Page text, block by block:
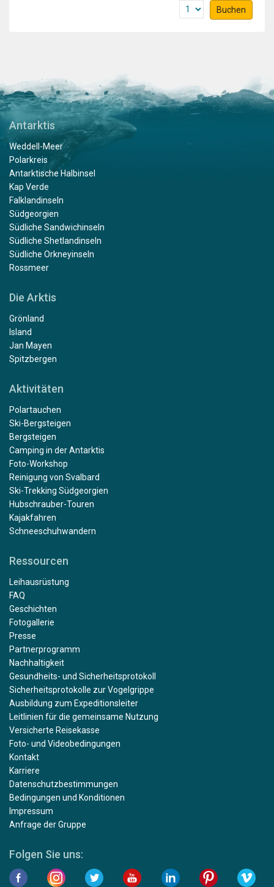
Buchen
Antarktis
Weddell-Meer
Polarkreis
Antarktische Halbinsel
Kap Verde
Falklandinseln
Südgeorgien
Südliche Sandwichinseln
Südliche Shetlandinseln
Südliche Orkneyinseln
Rossmeer
Die Arktis
Grönland
Island
Jan Mayen
Spitzbergen
Aktivitäten
Polartauchen
Ski-Bergsteigen
Bergsteigen
Camping in der Antarktis
Foto-Workshop
Reinigung von Svalbard
Ski-Trekking Südgeorgien
Hubschrauber-Touren
Kajakfahren
Schneeschuhwandern
Ressourcen
Leihausrüstung
FAQ
Geschichten
Fotogallerie
Presse
Partnerprogramm
Nachhaltigkeit
Gesundheits- und Sicherheitsprotokoll
Sicherheitsprotokolle zur Vogelgrippe
Ausbildung zum Expeditionsleiter
Leitlinien für die gemeinsame Nutzung
Versicherte Reisekasse
Foto- und Videobedingungen
Kontakt
Karriere
Datenschutzbestimmungen
Bedingungen und Konditionen
Impressum
Anfrage der Gruppe
Folgen Sie uns: